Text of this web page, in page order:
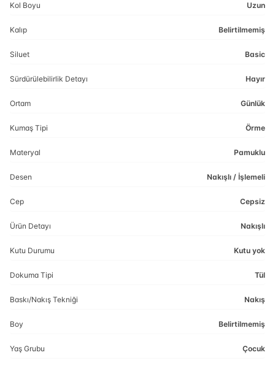
Kol Boyu Uzun
Kalıp Belirtilmemiş
Siluet Basic
Sürdürülebilirlik Detayı Hayır
Ortam Günlük
Kumaş Tipi Örme
Materyal Pamuklu
Desen Nakışlı / İşlemeli
Cep Cepsiz
Ürün Detayı Nakışlı
Kutu Durumu Kutu yok
Dokuma Tipi Tül
Baskı/Nakış Tekniği Nakış
Boy Belirtilmemiş
Yaş Grubu Çocuk